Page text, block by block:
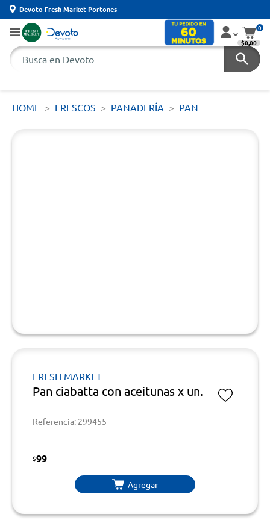
Devoto Fresh Market Portones
0
$0,00
HOME FRESCOS PANADERÍA PAN
FRESH MARKET
Pan ciabatta con aceitunas x un.
Referencia: 299455
$99
Agregar